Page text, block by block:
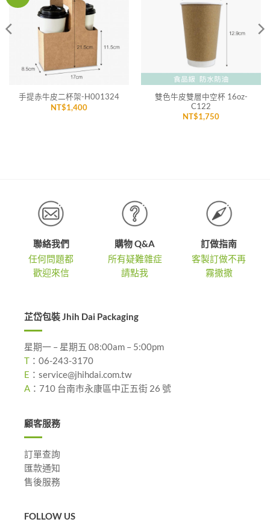
手提赤牛皮二杯架-H001324
NT$1,400
雙色牛皮雙層中空杯 16oz-
C122
NT$1,750
聯絡我們
任何問題都
歡迎來信
購物 Q&A
所有疑難雜症
請點我
訂做指南
客製訂做不再
霧撒撒
芷岱包裝 Jhih Dai Packaging
星期一 – 星期五 08:00am – 5:00pm
T ： 06-243-3170
E ： service@jhihdai.com.tw
A ： 710 台南市永康區中正五街 26 號
顧客服務
訂單查詢
匯款通知
售後服務
FOLLOW US